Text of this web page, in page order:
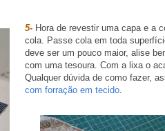
5- Hora de revestir uma capa e a
cola. Passe cola em toda
deve ser um pouco maior, alise
com uma tesoura. Com a lixa o
Qualquer dúvida de como fazer,
com forração em tecido.